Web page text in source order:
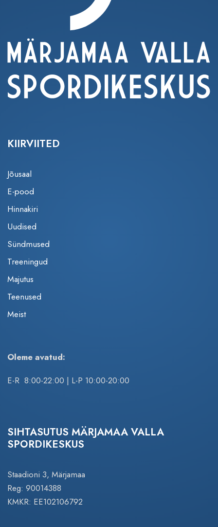
KIIRVIITED
Jõusaal
E-pood
Hinnakiri
Uudised
Sündmused
Treeningud
Majutus
Teenused
Meist
Oleme avatud:
E-R 8:00-22:00 | L-P 10:00-20:00
SIHTASUTUS MÄRJAMAA VALLA
SPORDIKESKUS
Staadioni 3, Märjamaa
Reg: 90014388
KMKR: EE102106792